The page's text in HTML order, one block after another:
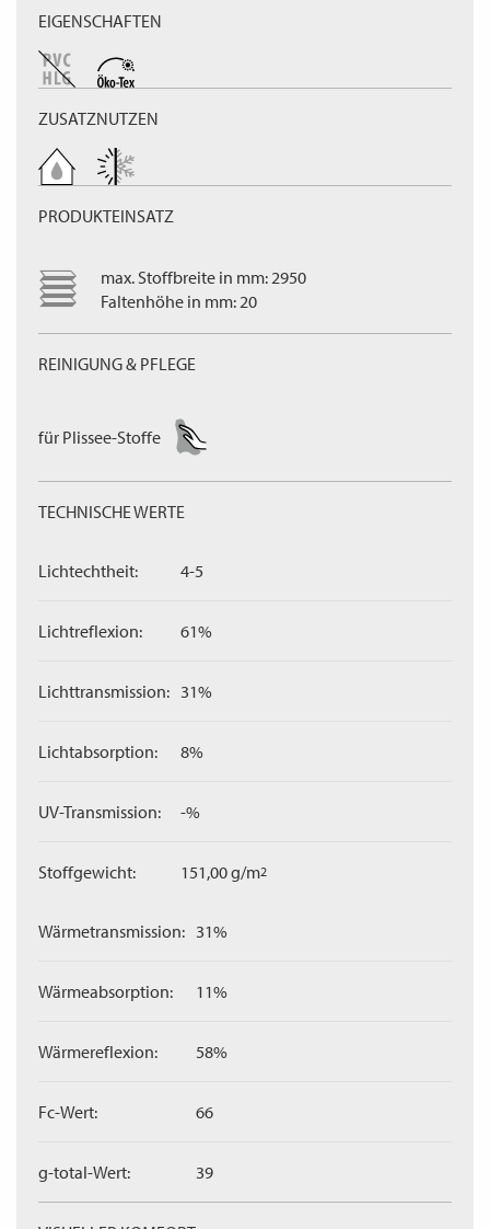
EIGENSCHAFTEN
ZUSATZNUTZEN
PRODUKTEINSATZ
max. Stoffbreite in mm: 2950
Faltenhöhe in mm: 20
REINIGUNG & PFLEGE
für Plissee-Stoffe
TECHNISCHE WERTE
Lichtechtheit: 4-5
Lichtreflexion: 61%
Lichttransmission: 31%
Lichtabsorption: 8%
UV-Transmission: -%
Stoffgewicht: 151,00 g/m2
Wärmetransmission: 31%
Wärmeabsorption: 11%
Wärmereflexion: 58%
Fc-Wert: 66
g-total-Wert: 39